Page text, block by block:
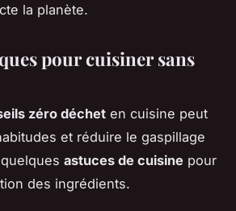
la planète.
pour cuisiner sans
zéro déchet en cuisine peut
et réduire le gaspillage
astuces de cuisine pour
des ingrédients.